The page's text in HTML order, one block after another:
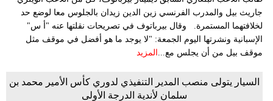
جاريث بيل والمدرب الفرنسي زين الدين زيدان بالجلوس معا لوضع حد
لخلافتهما المستمرة. وقال بيرباتوف في تصريحات نقلتها عنه "أ س"
الإسبانية ونشرتها اليوم الجمعة: "لا يوجد ما هو أفضل في موقف مثل
موقف بيل من أن يجلس مع... المزيد
السيار يتولى منصب المدير التنفيذي لدوري كأس الأمير محمد بن
سلمان لأندية الدرجة الأولى